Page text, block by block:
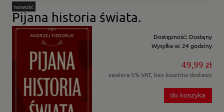
Pijana historia świata.
Dostępność: Dostęny
Wysyłka w: 24 godziny
49,99 zł
zawiera 5% VAT, bez kosztów dostawy
do koszyka
nowość